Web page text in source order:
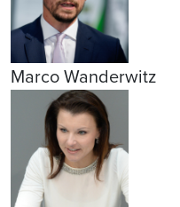
Marco Wanderwitz